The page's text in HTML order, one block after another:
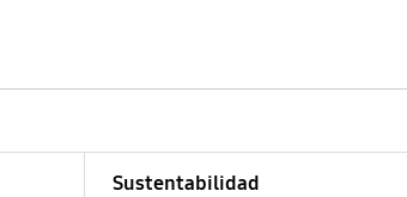
Sustentabilidad